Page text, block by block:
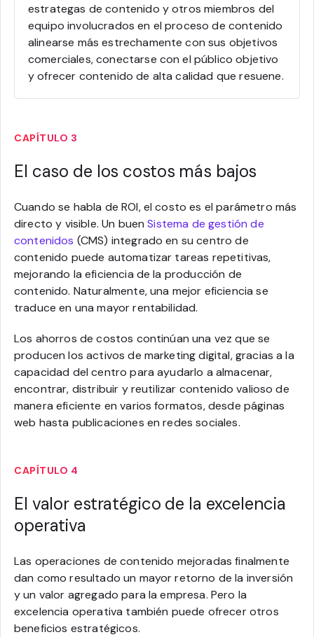
estrategas de contenido y otros miembros del
equipo involucrados en el proceso de contenido
alinearse más estrechamente con sus objetivos
comerciales, conectarse con el público objetivo
y ofrecer contenido de alta calidad que resuene.
CAPÍTULO 3
El caso de los costos más bajos
Cuando se habla de ROI, el costo es el parámetro más
directo y visible. Un buenSistema de gestión de
contenidos (CMS) integrado en su centro de
contenido puede automatizar tareas repetitivas,
mejorando la eficiencia de la producción de
contenido. Naturalmente, una mejor eficiencia se
traduce en una mayor rentabilidad.
Los ahorros de costos continúan una vez que se
producen los activos de marketing digital, gracias a la
capacidad del centro para ayudarlo a almacenar,
encontrar, distribuir y reutilizar contenido valioso de
manera eficiente en varios formatos, desde páginas
web hasta publicaciones en redes sociales.
CAPÍTULO 4
El valor estratégico de la excelencia
operativa
Las operaciones de contenido mejoradas finalmente
dan como resultado un mayor retorno de la inversión
y un valor agregado para la empresa. Pero la
excelencia operativa también puede ofrecer otros
beneficios estratégicos.